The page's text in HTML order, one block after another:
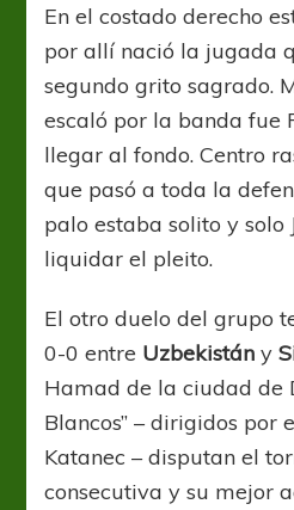
En el costado derecho
por allí nació la jugada
segundo grito sagrado.
escaló por la banda fue
llegar al fondo. Centro
que pasó a toda la
palo estaba solito y solo
liquidar el pleito.
El otro duelo del grupo
0-0 entre Uzbekistán y
Hamad de la ciudad de
Blancos” – dirigidos por
Katanec – disputan el
consecutiva y su mejor